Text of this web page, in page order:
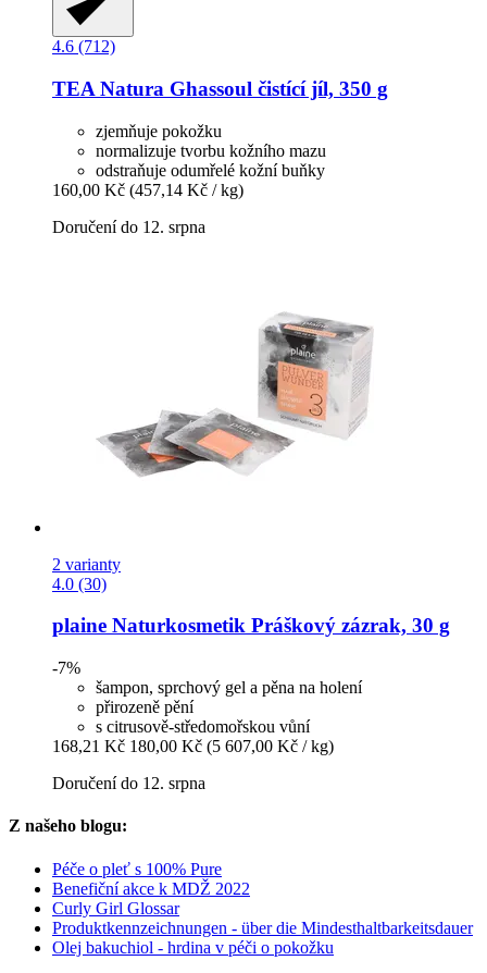
4.6 (712)
TEA Natura Ghassoul čistící jíl, 350 g
zjemňuje pokožku
normalizuje tvorbu kožního mazu
odstraňuje odumřelé kožní buňky
160,00 Kč (457,14 Kč / kg)
Doručení do 12. srpna
2 varianty
4.0 (30)
plaine Naturkosmetik Práškový zázrak, 30 g
-7%
šampon, sprchový gel a pěna na holení
přirozeně pění
s citrusově-středomořskou vůní
168,21 Kč 180,00 Kč (5 607,00 Kč / kg)
Doručení do 12. srpna
Z našeho blogu:
Péče o pleť s 100% Pure
Benefiční akce k MDŽ 2022
Curly Girl Glossar
Produktkennzeichnungen - über die Mindesthaltbarkeitsdauer
Olej bakuchiol - hrdina v péči o pokožku